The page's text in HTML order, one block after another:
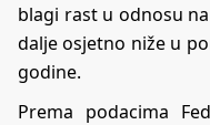
blagi rast u odnosu
dalje osjetno niže u
godine.
Prema podacima